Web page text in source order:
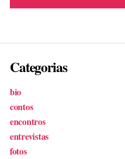
Categorias
bio
contos
encontros
entrevistas
fotos